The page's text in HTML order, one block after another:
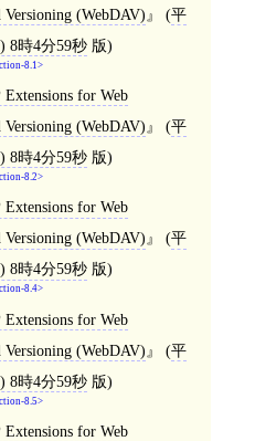
(WebDAV)
(平
8時4分59秒版)
8.1
for Web
(WebDAV)
(平
8時4分59秒版)
8.2
for Web
(WebDAV)
(平
8時4分59秒版)
8.4
for Web
(WebDAV)
(平
8時4分59秒版)
8.5
for Web